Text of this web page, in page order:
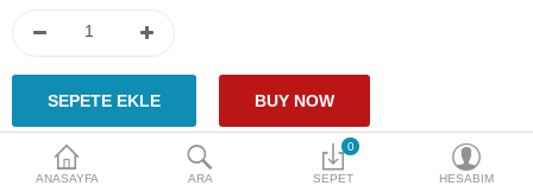
Karşılaştır
Para Birimi
ANASAYFA ARA
0
SEPET HESABIM
Paylaş